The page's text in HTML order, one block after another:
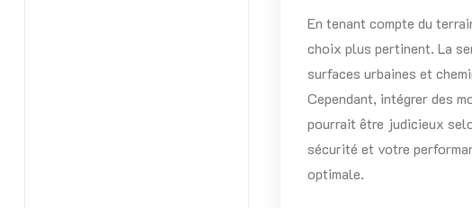
En tenant compte du
choix plus pertinent. La
surfaces urbaines et
Cependant, intégrer des
pourrait être judicieux
sécurité et votre
optimale.